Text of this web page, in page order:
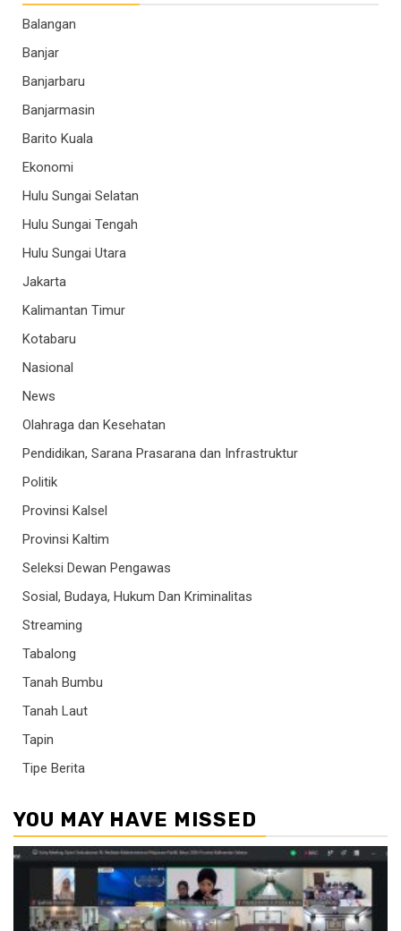
Balangan
Banjar
Banjarbaru
Banjarmasin
Barito Kuala
Ekonomi
Hulu Sungai Selatan
Hulu Sungai Tengah
Hulu Sungai Utara
Jakarta
Kalimantan Timur
Kotabaru
Nasional
News
Olahraga dan Kesehatan
Pendidikan, Sarana Prasarana dan Infrastruktur
Politik
Provinsi Kalsel
Provinsi Kaltim
Seleksi Dewan Pengawas
Sosial, Budaya, Hukum Dan Kriminalitas
Streaming
Tabalong
Tanah Bumbu
Tanah Laut
Tapin
Tipe Berita
YOU MAY HAVE MISSED